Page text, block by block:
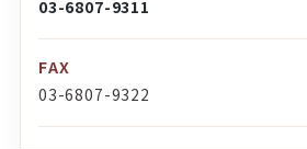
03-6807-9311
FAX
03-6807-9322